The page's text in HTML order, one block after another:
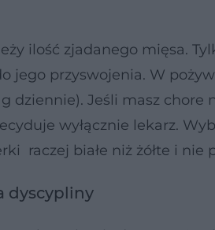
ilość zjadanego mięsa.
jego przyswojenia. W
dziennie). Jeśli masz
wyłącznie lekarz.
raczej białe niż żółte i
dyscypliny